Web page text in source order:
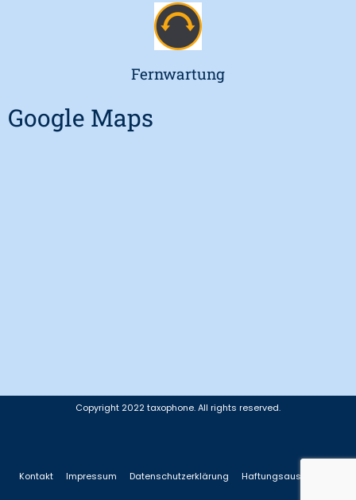
Fernwartung
Google Maps
Copyright 2022 taxophone. All rights reserved.
Kontakt Impressum Datenschutzerklärung Haftungsausschluss